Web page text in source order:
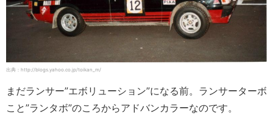
出典：http://blogs.yahoo.co.jp/toikan_m/
まだランサー”エボリューション”になる前。ランサーターボ
こと”ランタボ”のころからアドバンカラーなのです。